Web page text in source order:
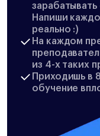
Напиши
реально :)
На каждом
из 4-х таких
Приходишь в
обучение